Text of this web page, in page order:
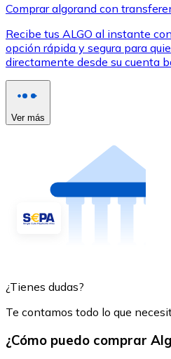
Comprar algorand con
Recibe tus ALGO al instante
opción rápida y segura para
directamente desde su cuenta
Ver más
¿Tienes dudas?
Te contamos todo lo que
¿Cómo puedo comprar